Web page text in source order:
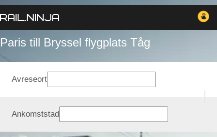
Paris till Bryssel flygplats Tåg
Avreseort
Ankomststad